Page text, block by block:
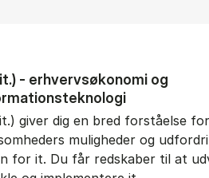
- erhvervs­økonomi og
giver dig en bred forståelse for
muligheder og
for it. Du får redskaber til at